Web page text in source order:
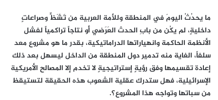
ما يحدُثُ اليومَ في المنطقة وللأمة العربية من تَشَظٍّ وصراعاتٍ
داخليةٍ، لم يكُن من بابِ الحدث العَرَضي أو نتاجاً تراكمياً لفشل
الأنظمة الحاكمة وانهياراتها الدراماتيكية، بقدر ما هو مشروع معد
سلفاً، الغاية منه تدمير دول المنطقة من الداخل ليسهل بعد ذلك
إعادة تقسيمها وفق رؤيةٍ إستراتيجيةٍ لا تخدم إلا المصالح الأمريكية
الإسرائيلية، فهل ستدرك عقلية الشعوب هذه الحقيقة لتستيقظ
من سباتها وتواجه هذا المشروع؟.